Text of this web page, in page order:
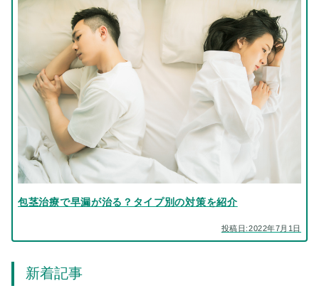
包茎治療で早漏が治る？タイプ別の対策を紹介
投稿日:2022年7月1日
新着記事